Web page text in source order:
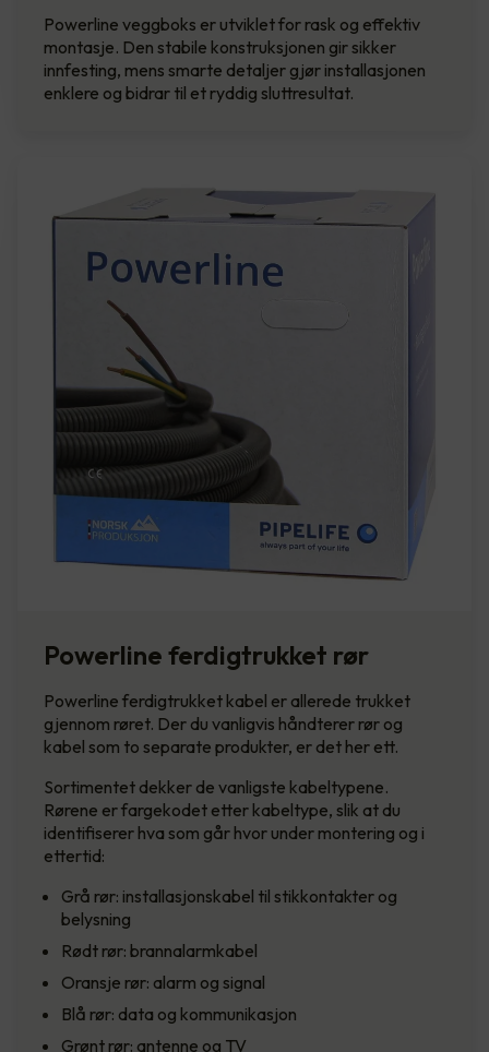
Powerline veggboks er utviklet for rask og effektiv
montasje. Den stabile konstruksjonen gir sikker
innfesting, mens smarte detaljer gjør installasjonen
enklere og bidrar til et ryddig sluttresultat.
Powerline ferdigtrukket rør
Powerline ferdigtrukket kabel er allerede trukket
gjennom røret. Der du vanligvis håndterer rør og
kabel som to separate produkter, er det her ett.
Sortimentet dekker de vanligste kabeltypene.
Rørene er fargekodet etter kabeltype, slik at du
identifiserer hva som går hvor under montering og i
ettertid:
Grå rør: installasjonskabel til stikkontakter og
belysning
Rødt rør: brannalarmkabel
Oransje rør: alarm og signal
Blå rør: data og kommunikasjon
Grønt rør: antenne og TV